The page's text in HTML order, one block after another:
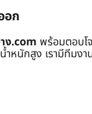
อก
ง.com พร้อมตอบโ
ำหนักสูง เรามีทีมง